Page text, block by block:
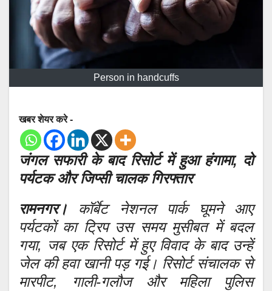
Person in handcuffs
खबर शेयर करे -
जंगल सफारी के बाद रिसोर्ट में हुआ हंगामा, दो
पर्यटक और जिप्सी चालक गिरफ्तार
रामनगर। कॉर्बेट नेशनल पार्क घूमने आए
पर्यटकों का ट्रिप उस समय मुसीबत में बदल
गया, जब एक रिसोर्ट में हुए विवाद के बाद उन्हें
जेल की हवा खानी पड़ गई। रिसोर्ट संचालक से
मारपीट, गाली-गलौज और महिला पुलिस